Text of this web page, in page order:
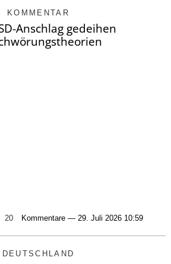
KOMMENTAR
Anschlag gedeihen
20 Kommentare — 29. Juli 2026 10:59
DEUTSCHLAND